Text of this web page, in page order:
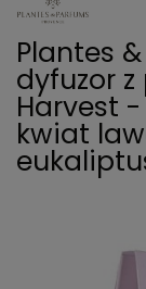
Plantes
dyfuzor
Harvest
kwiat